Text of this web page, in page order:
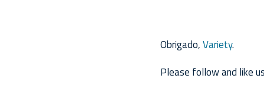
Obrigado,Variety.
Please follow and like